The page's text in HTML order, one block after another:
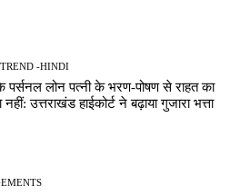
-HINDI
पर्सनल लोन पत्नी के भरण-पोषण से राहत का
नहीं: उत्तराखंड हाईकोर्ट ने बढ़ाया गुजारा भत्ता